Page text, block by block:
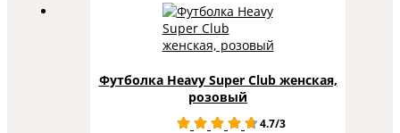
Футболка Heavy Super Club женская,
розовый
4.7/3